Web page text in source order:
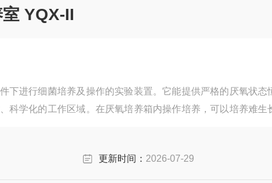
培养室 YQX-II
下进行细菌培养及操作的实验装置。它能提供严格的厌氧状态
科学化的工作区域。在厌氧培养箱内操作培养，可以培养难生
更新时间： 2026-07-29